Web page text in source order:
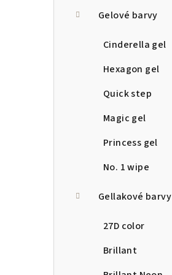
Gelové barvy
Cinderella gel
Hexagon gel
Quick step
Magic gel
Princess gel
No. 1 wipe
Gellakové barvy
27D color
Brillant